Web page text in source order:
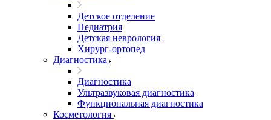
Детское отделение
Педиатрия
Детская неврология
Хирург-ортопед
Диагностика
Диагностика
Ультразвуковая диагностика
Функциональная диагностика
Косметология